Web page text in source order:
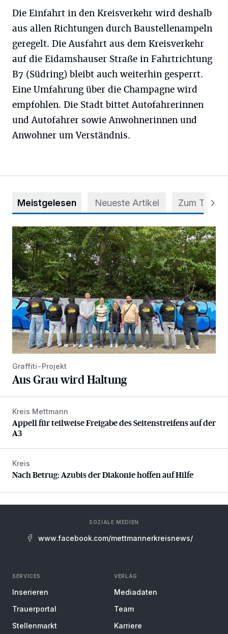
Die Einfahrt in den Kreisverkehr wird deshalb
aus allen Richtungen durch Baustellenampeln
geregelt. Die Ausfahrt aus dem Kreisverkehr
auf die Eidamshauser Straße in Fahrtrichtung
B7 (Südring) bleibt auch weiterhin gesperrt.
Eine Umfahrung über die Champagne wird
empfohlen. Die Stadt bittet Autofahrerinnen
und Autofahrer sowie Anwohnerinnen und
Anwohner um Verständnis.
Meistgelesen Neueste Artikel Zum Thema
Aus Grau wird Haltung
Graffiti-Projekt
Aus Grau wird Haltung
Appell für teilweise Freigabe des Seitenstreifens auf der A3
Kreis Mettmann
Appell für teilweise Freigabe des Seitenstreifens auf der
A3
Nach Betrug: Azubis der Diakonie hoffen auf Hilfe
Kreis
Nach Betrug: Azubis der Diakonie hoffen auf Hilfe
SOZIALE MEDIEN
www.facebook.com/mettmannerkreisnews/
SERVICES
Inserieren
Trauerportal
Stellenmarkt
VERLAG
Mediadaten
Team
Karriere